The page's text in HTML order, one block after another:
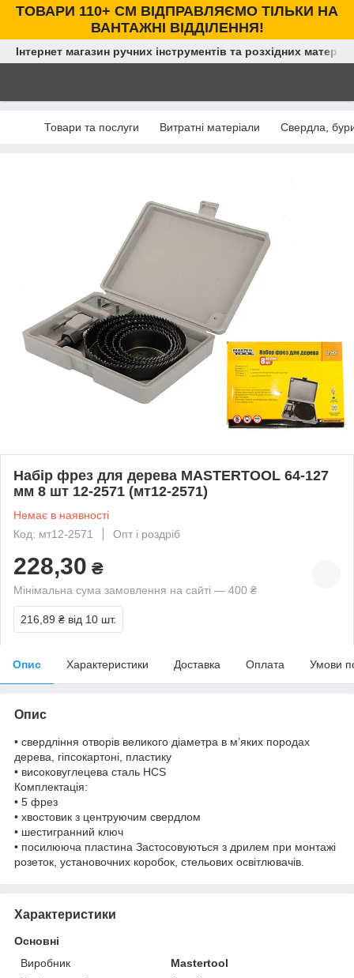
ТОВАРИ 110+ СМ ВІДПРАВЛЯЄМО ТІЛЬКИ НА
ВАНТАЖНІ ВІДДІЛЕННЯ!
Інтернет магазин ручних інструментів та розхідних
Товари та послуги Витратні матеріали Свердла,
Набір фрез для дерева MASTERTOOL 64-127
мм 8 шт 12-2571 (мт12-2571)
Немає в наявності
Код: мт12-2571
Опт і роздріб
228,30 ₴
Мінімальна сума замовлення на сайті — 400 ₴
216,89 ₴ від 10 шт.
Опис Характеристики Доставка Оплата Умови
Опис
• свердління отворів великого діаметра в м’яких породах
дерева, гіпсокартоні, пластику
• високовуглецева сталь HCS
Комплектація:
• 5 фрез
• хвостовик з центруючим свердлом
• шестигранний ключ
• посилююча пластина Застосовуються з дрилем при монтажі
розеток, установочних коробок, стельових освітлювачів.
Характеристики
Основні
Виробник
Mastertool